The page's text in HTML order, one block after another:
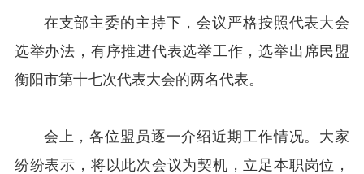
在支部主委的主持下，会议严格按照代表大会
选举办法，有序推进代表选举工作，选举出席民盟
衡阳市第十七次代表大会的两名代表。
会上，各位盟员逐一介绍近期工作情况。大家
纷纷表示，将以此次会议为契机，立足本职岗位，